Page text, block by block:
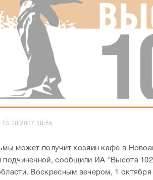
13.10.2017 10:55
может получит хозяин кафе в
подчиненной, сообщили ИА “Высота
Воскресным вечером, 1